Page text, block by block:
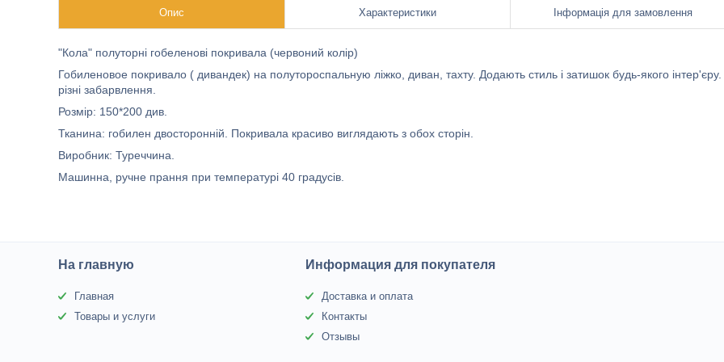
Опис Характеристики Інформація для замовлення
"Кола" полуторні гобеленові покривала (червоний колір)
Гобиленовое покривало ( дивандек) на полутороспальную ліжко, диван, тахту. Додають стиль і затишок будь-якого
різні забарвлення.
Розмір: 150*200 див.
Тканина: гобилен двосторонній. Покривала красиво виглядають з обох сторін.
Виробник: Туреччина.
Машинна, ручне прання при температурі 40 градусів.
На главную
Главная
Товары и услуги
Информация для покупателя
Доставка и оплата
Контакты
Отзывы